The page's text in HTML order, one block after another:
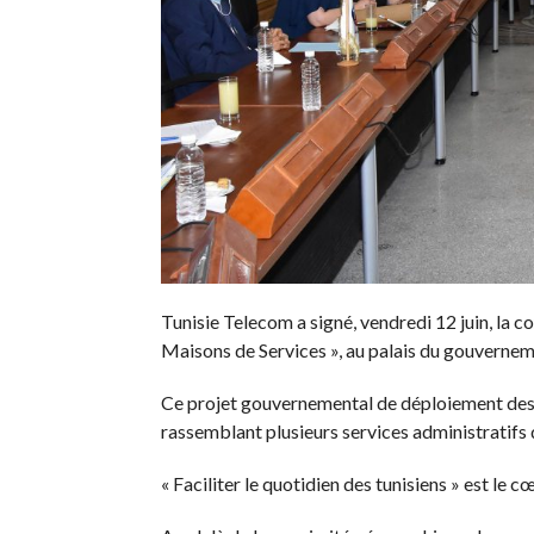
Tunisie Telecom a signé, vendredi 12 juin, la
Maisons de Services », au palais du
Ce projet gouvernemental de déploiement
rassemblant plusieurs services administratifs
« Faciliter le quotidien des tunisiens » est le